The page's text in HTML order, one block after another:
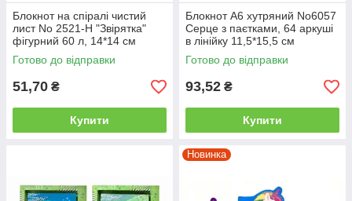
Блокнот на спіралі чистий
лист No 2521-Н "Звірятка"
фігурний 60 л, 14*14 см
(12уп)
Готово до відправки
51,70 ₴
Купити
Блокнот А6 хутряний No6057
Серце з паєтками, 64 аркуші
в лінійку 11,5*15,5 см
Готово до відправки
93,52 ₴
Купити
Новинка